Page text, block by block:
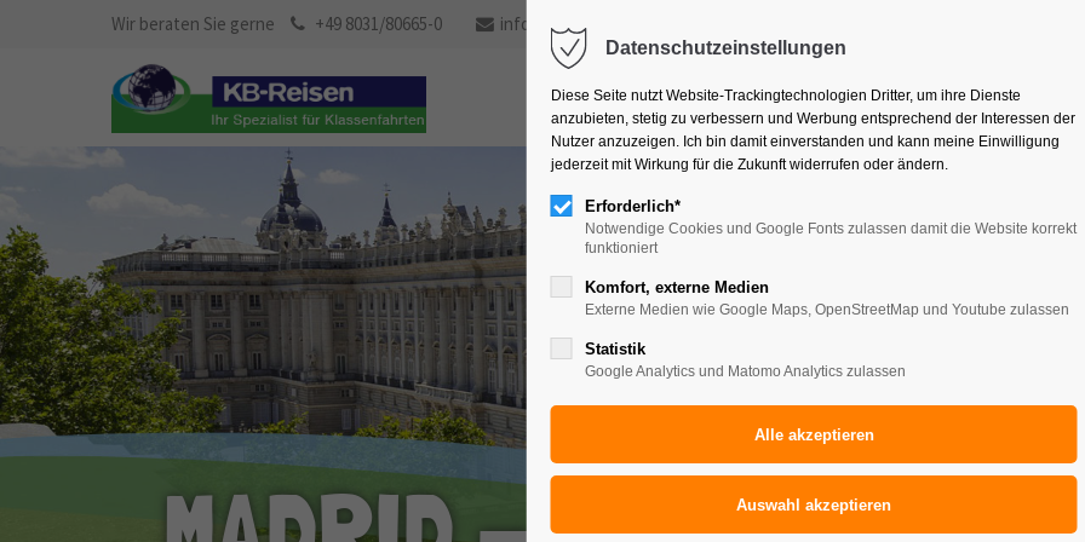
Wir beraten Sie gerne +49 8031/80665-0 info@kb-reisen.de
Klassenfahrten Pilgerreisen Studienreisen
Studienreise
Datenschutzeinstellungen
Diese Seite nutzt Website-Trackingtechnologien Dritter, um ihre Dienste
anzubieten, stetig zu verbessern und Werbung entsprechend der Interessen der
Nutzer anzuzeigen. Ich bin damit einverstanden und kann meine Einwilligung
jederzeit mit Wirkung für die Zukunft widerrufen oder ändern.
Erforderlich*
Notwendige Cookies und Google Fonts zulassen damit die Website korrekt
funktioniert
Komfort, externe Medien
Externe Medien wie Google Maps, OpenStreetMap und Youtube zulassen
Statistik
Google Analytics und Matomo Analytics zulassen